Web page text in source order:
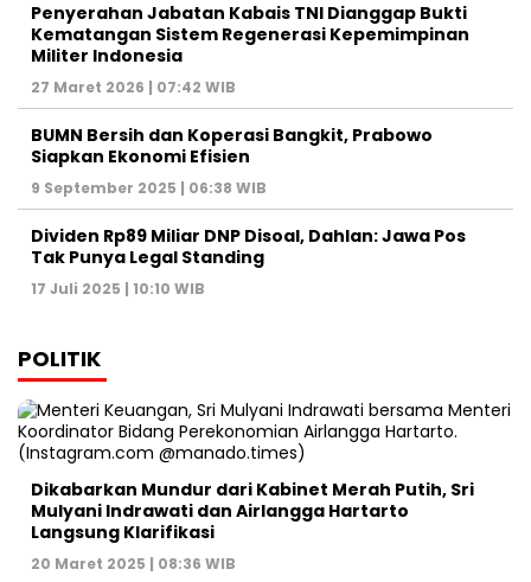
Penyerahan Jabatan Kabais TNI Dianggap Bukti
Kematangan Sistem Regenerasi Kepemimpinan
Militer Indonesia
27 Maret 2026 | 07:42 WIB
BUMN Bersih dan Koperasi Bangkit, Prabowo
Siapkan Ekonomi Efisien
9 September 2025 | 06:38 WIB
Dividen Rp89 Miliar DNP Disoal, Dahlan: Jawa Pos
Tak Punya Legal Standing
17 Juli 2025 | 10:10 WIB
POLITIK
Dikabarkan Mundur dari Kabinet Merah Putih, Sri
Mulyani Indrawati dan Airlangga Hartarto
Langsung Klarifikasi
20 Maret 2025 | 08:36 WIB